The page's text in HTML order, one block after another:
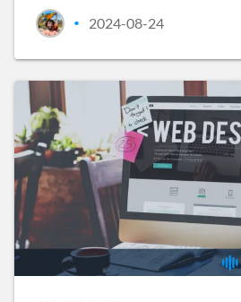
• 2024-08-24